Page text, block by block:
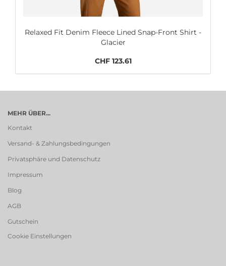
Relaxed Fit Denim Fleece Lined Snap-Front Shirt -
Glacier
CHF 123.61
MEHR ÜBER...
Kontakt
Versand- & Zahlungsbedingungen
Privatsphäre und Datenschutz
Impressum
Blog
AGB
Gutschein
Cookie Einstellungen